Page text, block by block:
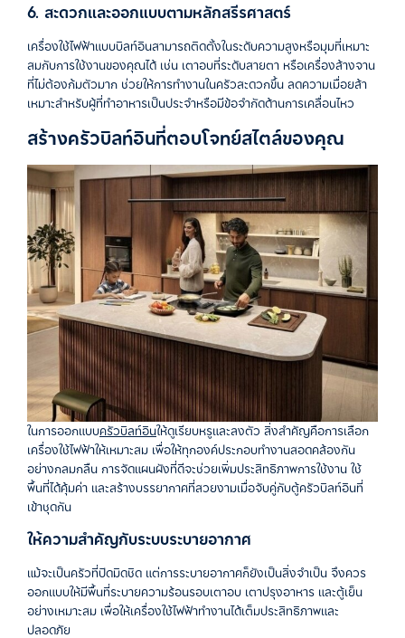
6. สะดวกและออกแบบตามหลักสรีรศาสตร์
เครื่องใช้ไฟฟ้าแบบบิลท์อินสามารถติดตั้งในระดับความสูงหรือมุมที่เหมาะ
สมกับการใช้งานของคุณได้ เช่น เตาอบที่ระดับสายตา หรือเครื่องล้างจาน
ที่ไม่ต้องก้มตัวมาก ช่วยให้การทำงานในครัวสะดวกขึ้นลดความเมื่อยล้า
เหมาะสำหรับผู้ที่ทำอาหารเป็นประจำหรือมีข้อจำกัดด้านการเคลื่อนไหว
สร้างครัวบิลท์อินที่ตอบโจทย์สไตล์ของคุณ
ในการออกแบบครัวบิลท์อินให้ดูเรียบหรูและลงตัว สิ่งสำคัญคือการเลือก
เครื่องใช้ไฟฟ้าให้เหมาะสม เพื่อให้ทุกองค์ประกอบทำงานสอดคล้องกัน
อย่างกลมกลืนการจัดแผนผังที่ดีจะช่วยเพิ่มประสิทธิภาพการใช้งานใช้
พื้นที่ได้คุ้มค่า และสร้างบรรยากาศที่สวยงามเมื่อจับคู่กับตู้ครัวบิลท์อินที่
เข้าชุดกัน
ให้ความสำคัญกับระบบระบายอากาศ
แม้จะเป็นครัวที่ปิดมิดชิด แต่การระบายอากาศก็ยังเป็นสิ่งจำเป็น จึงควร
ออกแบบให้มีพื้นที่ระบายความร้อนรอบเตาอบ เตาปรุงอาหาร และตู้เย็น
อย่างเหมาะสม เพื่อให้เครื่องใช้ไฟฟ้าทำงานได้เต็มประสิทธิภาพและ
ปลอดภัย